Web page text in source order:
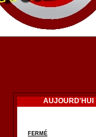
AUJOURD'HUI
FERMÉ